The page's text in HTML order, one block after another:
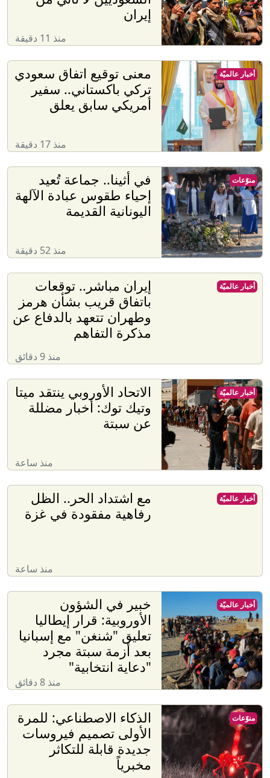
إيران
منذ 11 دقيقة
معنى توقيع اتفاق سعودي
تركي باكستاني.. سفير
أمريكي سابق يعلق
منذ 17 دقيقة
أخبار عالميّة
في أثينا.. جماعة تُعيد
إحياء طقوس عبادة الآلهة
اليونانية القديمة
منذ 52 دقيقة
منوّعات
إيران مباشر.. توقعات
باتفاق قريب بشأن هرمز
وطهران تتعهد بالدفاع عن
مذكرة التفاهم
منذ 9 دقائق
أخبار عالميّة
الاتحاد الأوروبي ينتقد ميتا
وتيك توك: أخبار مضللة
عن سبتة
منذ ساعة
أخبار عالميّة
مع اشتداد الحر.. الظل
رفاهية مفقودة في غزة
منذ ساعة
أخبار عالميّة
خبير في الشؤون
الأوروبية: قرار إيطاليا
تعليق "شنغن" مع إسبانيا
بعد أزمة سبتة مجرد
"دعاية انتخابية"
منذ 8 دقائق
أخبار عالميّة
الذكاء الاصطناعي: للمرة
الأولى تصميم فيروسات
جديدة قابلة للتكاثر
مخبرياً
منوّعات